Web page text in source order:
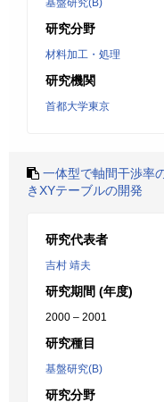
基盤研究(B)
研究分野
材料加工・処理
研究機関
首都大学東京
一体型で軸間干渉率
きXYテーブルの開発
研究代表者
吉村 靖夫
研究期間 (年度)
2000 – 2001
研究種目
基盤研究(B)
研究分野